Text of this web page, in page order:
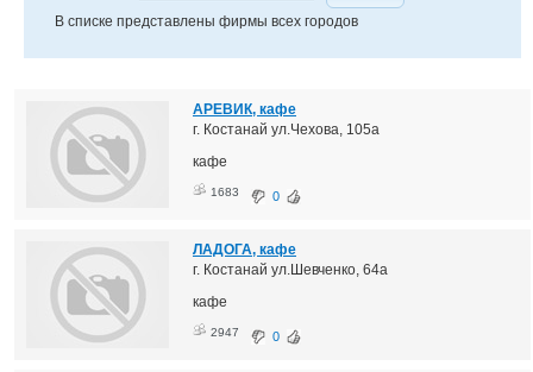
В списке представлены фирмы всех городов
АРЕВИК, кафе
г. Костанай ул.Чехова, 105а
кафе
1683 0
ЛАДОГА, кафе
г. Костанай ул.Шевченко, 64а
кафе
2947 0